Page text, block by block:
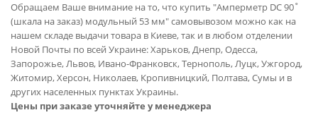
Обращаем Ваше внимание на то, что купить "Амперметр DC 90˚
(шкала на заказ) модульный 53 мм" самовывозом можно как на
нашем складе выдачи товара в Киеве, так и в любом отделении
Новой Почты по всей Украине: Харьков, Днепр, Одесса,
Запорожье, Львов, Ивано-Франковск, Тернополь, Луцк, Ужгород,
Житомир, Херсон, Николаев, Кропивницкий, Полтава, Сумы и в
других населенных пунктах Украины.
Цены при заказе уточняйте у менеджера